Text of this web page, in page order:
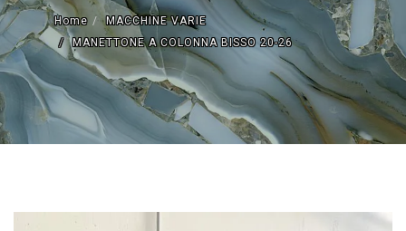
MACCHINE NUOVE E ACCESSORI
MACCHINE USATE
CONTATTI
Home
MACCHINE VARIE
MANETTONE A COLONNA BISSO 20-26